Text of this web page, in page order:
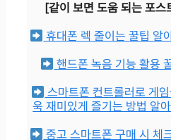
[같이 보면 도움 되는 포스
휴대폰 렉 줄이는 꿀팁 알
핸드폰 녹음 기능 활용
스마트폰 컨트롤러로 게임
욱 재미있게 즐기는 방법 알
중고 스마트폰 구매 시 체